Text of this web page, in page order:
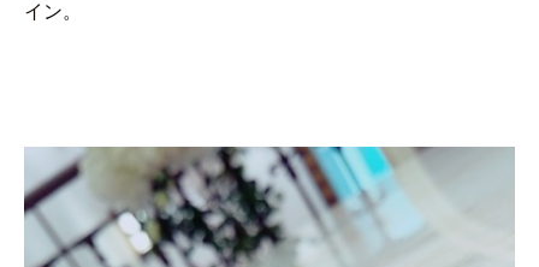
イン。